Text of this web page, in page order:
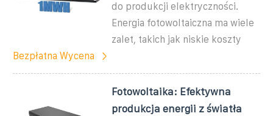
do produkcji elektryczności.
Energia fotowoltaiczna ma wiele
zalet, takich jak niskie koszty
Bezpłatna Wycena
Fotowoltaika: Efektywna
produkcja energii z światła